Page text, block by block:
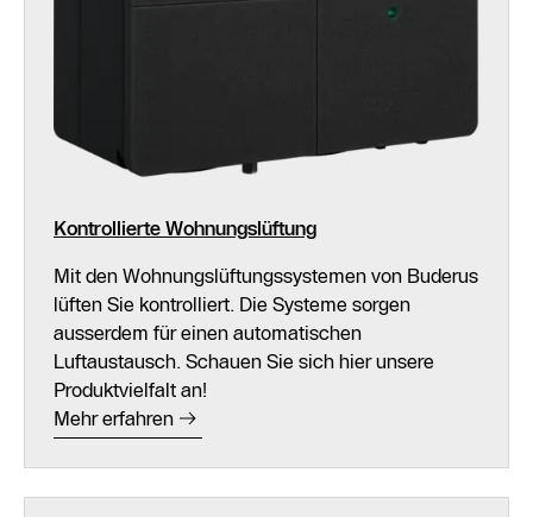
Kontrollierte Wohnungslüftung
Mit den Wohnungslüftungssystemen von Buderus
lüften Sie kontrolliert. Die Systeme sorgen
ausserdem für einen automatischen
Luftaustausch. Schauen Sie sich hier unsere
Produktvielfalt an!
Mehr erfahren